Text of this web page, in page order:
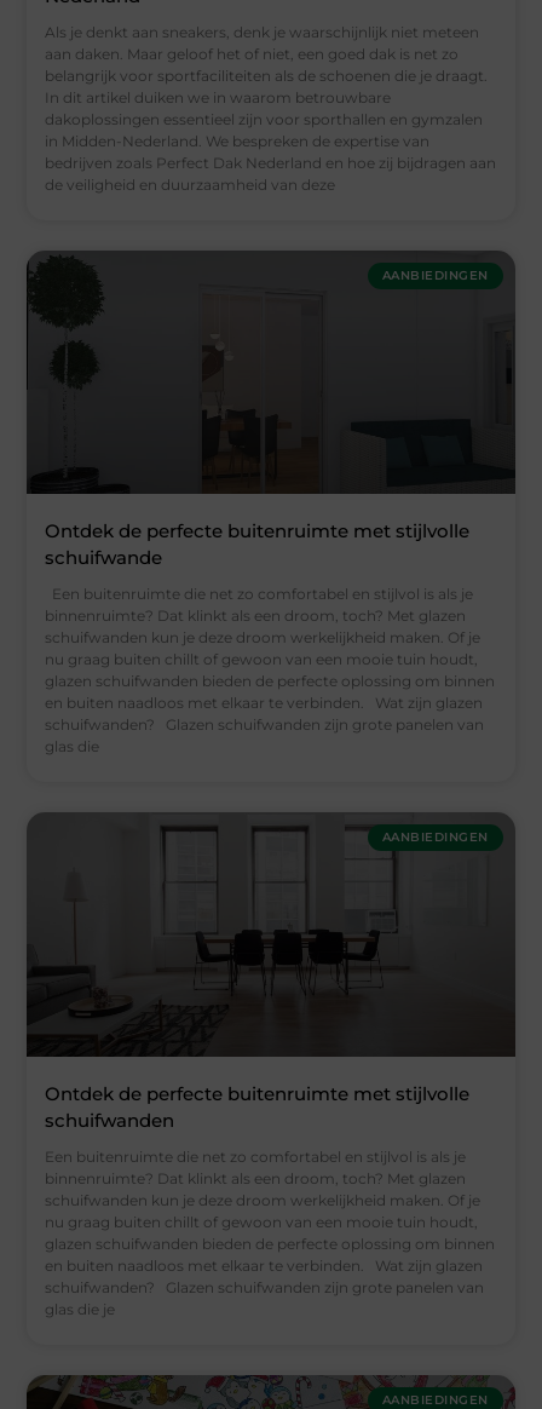
Als je denkt aan sneakers, denk je waarschijnlijk niet meteen
aan daken. Maar geloof het of niet, een goed dak is net zo
belangrijk voor sportfaciliteiten als de schoenen die je draagt.
In dit artikel duiken we in waarom betrouwbare
dakoplossingen essentieel zijn voor sporthallen en gymzalen
in Midden-Nederland. We bespreken de expertise van
bedrijven zoals Perfect Dak Nederland en hoe zij bijdragen aan
de veiligheid en duurzaamheid van deze
AANBIEDINGEN
Ontdek de perfecte buitenruimte met stijlvolle
schuifwande
Een buitenruimte die net zo comfortabel en stijlvol is als je
binnenruimte? Dat klinkt als een droom, toch? Met glazen
schuifwanden kun je deze droom werkelijkheid maken. Of je
nu graag buiten chillt of gewoon van een mooie tuin houdt,
glazen schuifwanden bieden de perfecte oplossing om binnen
en buiten naadloos met elkaar te verbinden. Wat zijn glazen
schuifwanden? Glazen schuifwanden zijn grote panelen van
glas die
AANBIEDINGEN
Ontdek de perfecte buitenruimte met stijlvolle
schuifwanden
Een buitenruimte die net zo comfortabel en stijlvol is als je
binnenruimte? Dat klinkt als een droom, toch? Met glazen
schuifwanden kun je deze droom werkelijkheid maken. Of je
nu graag buiten chillt of gewoon van een mooie tuin houdt,
glazen schuifwanden bieden de perfecte oplossing om binnen
en buiten naadloos met elkaar te verbinden. Wat zijn glazen
schuifwanden? Glazen schuifwanden zijn grote panelen van
glas die je
AANBIEDINGEN